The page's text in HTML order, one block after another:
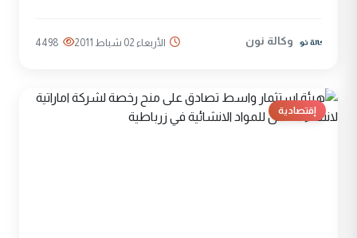
وكالة نون الأربعاء 02 شباط 2011 4498
إقتصادية